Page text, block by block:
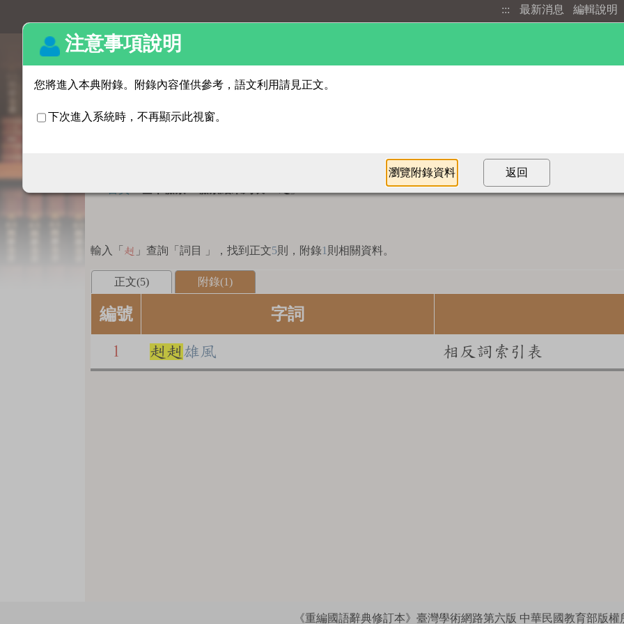
::: 最新消息 編輯說明
輸入「 赳 」查詢「詞目 」，找到正文5則，附錄1 則相關資料。
正文(5) 附錄(1)
編號 字詞
1 赳赳雄風 相反詞索引表
《重編國語辭典修訂本》臺灣學術網路第六版 中華民國教育部版權